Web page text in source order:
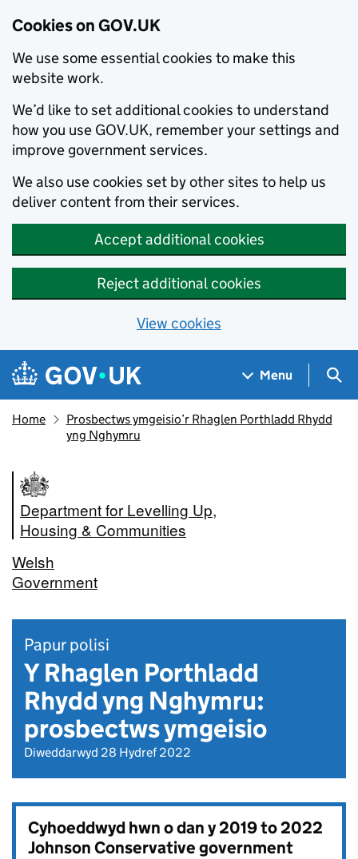
Cookies on GOV.UK
We use some essential cookies to make this
website work.
We’d like to set additional cookies to understand
how you use GOV.UK, remember your settings and
improve government services.
We also use cookies set by other sites to help us
deliver content from their services.
Accept additional cookies
Reject additional cookies
View cookies
Skip to main content
Navigation menu
Menu
Home
Prosbectws ymgeisio’r Rhaglen Porthladd Rhydd
yng Nghymru
Department for Levelling Up,
Housing & Communities
Welsh
Government
Papur polisi
Y Rhaglen Porthladd
Rhydd yng Nghymru:
prosbectws ymgeisio
Diweddarwyd 28 Hydref 2022
Cyhoeddwyd hwn o dan y2019 to 2022
Johnson Conservative government